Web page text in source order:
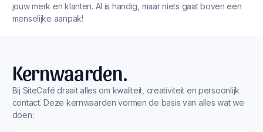
jouw merk en klanten. AI is handig, maar niets gaat boven een
menselijke aanpak!
Kernwaarden.
Bij SiteCafé draait alles om kwaliteit, creativiteit en persoonlijk
contact. Deze kernwaarden vormen de basis van alles wat we
doen: